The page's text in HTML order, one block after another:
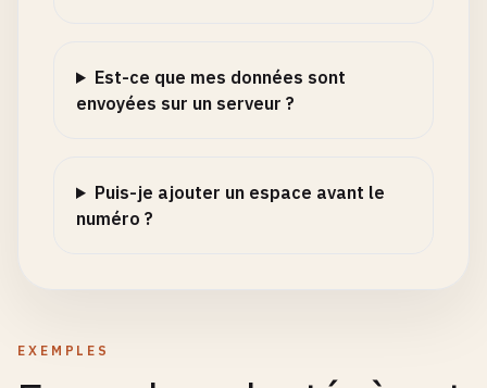
Est-ce que mes données sont
envoyées sur un serveur ?
Puis-je ajouter un espace avant le
numéro ?
EXEMPLES